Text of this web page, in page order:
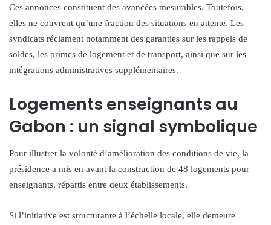
Ces annonces constituent des avancées mesurables. Toutefois,
elles ne couvrent qu’une fraction des situations en attente. Les
syndicats réclament notamment des garanties sur les rappels de
soldes, les primes de logement et de transport, ainsi que sur les
intégrations administratives supplémentaires.
Logements enseignants au
Gabon : un signal symbolique
Pour illustrer la volonté d’amélioration des conditions de vie, la
présidence a mis en avant la construction de 48 logements pour
enseignants, répartis entre deux établissements.
Si l’initiative est structurante à l’échelle locale, elle demeure